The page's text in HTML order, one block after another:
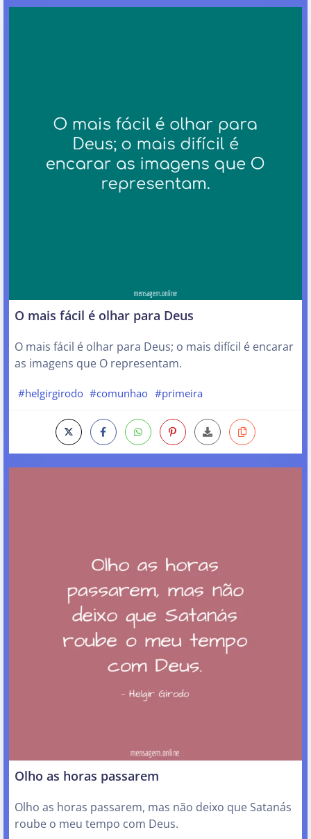
O mais fácil é olhar para Deus
O mais fácil é olhar para Deus; o mais difícil é encarar
as imagens que O representam.
#helgirgirodo #comunhao #primeira
Olho as horas passarem
Olho as horas passarem, mas não deixo que Satanás
roube o meu tempo com Deus.